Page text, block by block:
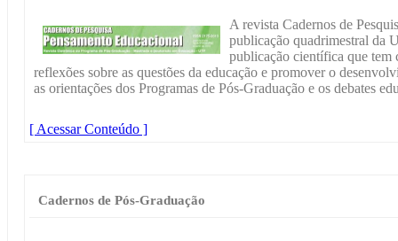
A revista Cadernos de
publicação quadrimestral da
publicação científica que
reflexões sobre as questões da educação e promover o
as orientações dos Programas de Pós-Graduação e os debates
[ Acessar Conteúdo ]
Cadernos de Pós-Graduação